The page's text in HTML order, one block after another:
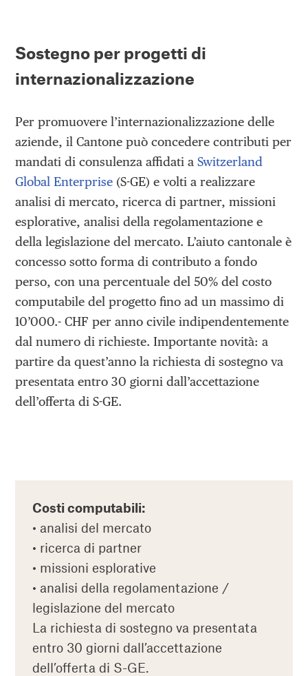
Sostegno per progetti di
internazionalizzazione
Per promuovere l’internazionalizzazione delle
aziende, il Cantone può concedere contributi per
mandati di consulenza affidati aSwitzerland
Global Enterprise (S-GE) e volti a realizzare
analisi di mercato, ricerca di partner, missioni
esplorative, analisi della regolamentazione e
della legislazione del mercato. L’aiuto cantonale è
concesso sotto forma di contributo a fondo
perso, con una percentuale del 50% del costo
computabile del progetto fino ad un massimo di
10’000.- CHF per anno civile indipendentemente
dal numero di richieste. Importante novità: a
partire da quest’anno la richiesta di sostegno va
presentata entro 30 giorni dall’accettazione
dell’offerta di S-GE.
Costi computabili:
• analisi del mercato
• ricerca di partner
• missioni esplorative
• analisi della regolamentazione /
legislazione del mercato
La richiesta di sostegno va presentata
entro 30 giorni dall’accettazione
dell’offerta di S-GE.